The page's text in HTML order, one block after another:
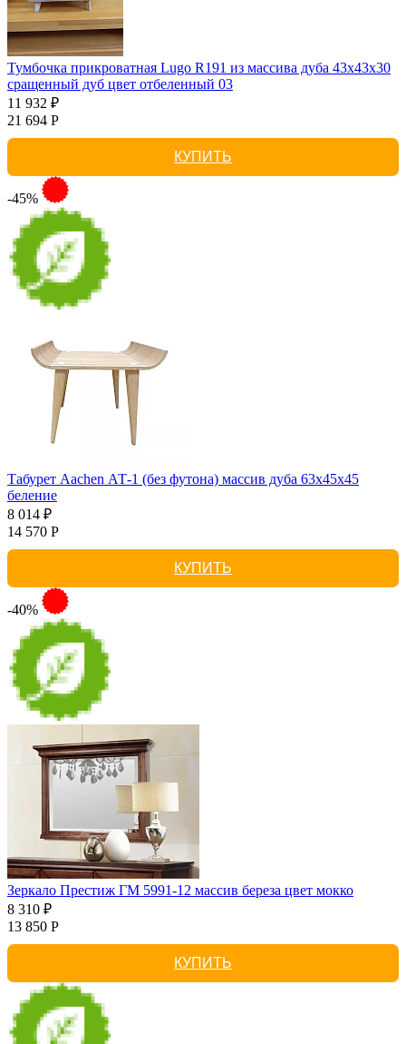
Тумбочка прикроватная Lugo R191 из массива дуба 43х43х30
сращенный дуб цвет отбеленный 03
11 932 ₽
21 694 Р
КУПИТЬ
-45%
Табурет Aachen АТ-1 (без футона) массив дуба 63х45х45
беление
8 014 ₽
14 570 Р
КУПИТЬ
-40%
Зеркало Престиж ГМ 5991-12 массив береза цвет мокко
8 310 ₽
13 850 Р
КУПИТЬ